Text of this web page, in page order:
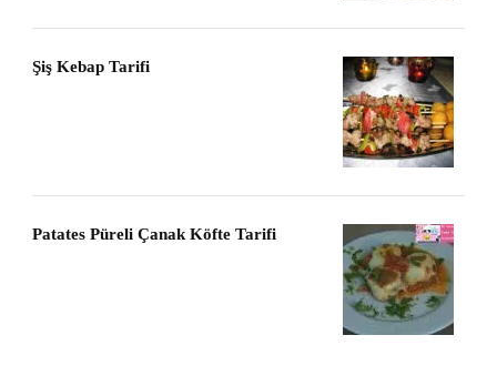
Şiş Kebap Tarifi
Patates Püreli Çanak Köfte Tarifi